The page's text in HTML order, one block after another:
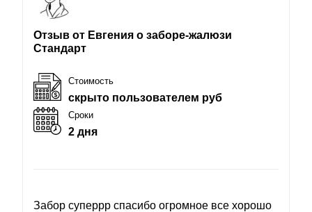
Отзыв от Евгения о заборе-жалюзи
Стандарт
Стоимость
скрыто пользователем руб
Сроки
2 дня
Забор суперрр спасибо огромное все хорошо